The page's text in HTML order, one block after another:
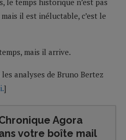
il est inéluctable, c’est le
mais il arrive.
analyses de Bruno Bertez
]
Agora
votre boîte mail